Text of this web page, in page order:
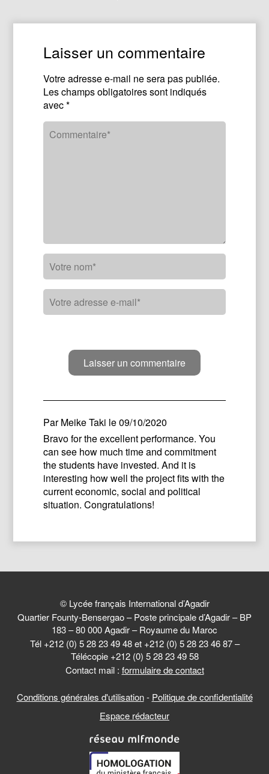
Laisser un commentaire
Votre adresse e-mail ne sera pas publiée.
Les champs obligatoires sont indiqués
avec*
ParMeike Taki le 09/10/2020
Bravo for the excellent performance. You
can see how much time and commitment
the students have invested. And it is
interesting how well the project fits with the
current economic, social and political
situation. Congratulations!
© Lycée français International d’Agadir
Quartier Founty-Bensergao – Poste principale d’Agadir – BP
183 – 80 000 Agadir – Royaume du Maroc
Tél +212 (0) 5 28 23 49 48 et +212 (0) 5 28 23 46 87 –
Télécopie +212 (0) 5 28 23 49 58
Contact mail : formulaire de contact
Conditions générales d'utilisation- Politique de confidentialité
Espace rédacteur